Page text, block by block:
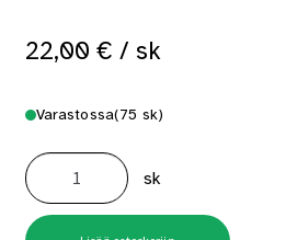
22,00 € / sk
Varastossa(75 sk)
Puhallusvilla
Hunton
Nativo
15
kg
määrä
sk